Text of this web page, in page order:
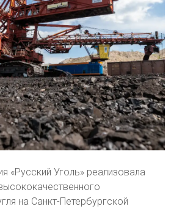
«Русский Уголь» реализовала
на Санкт-Петербургской